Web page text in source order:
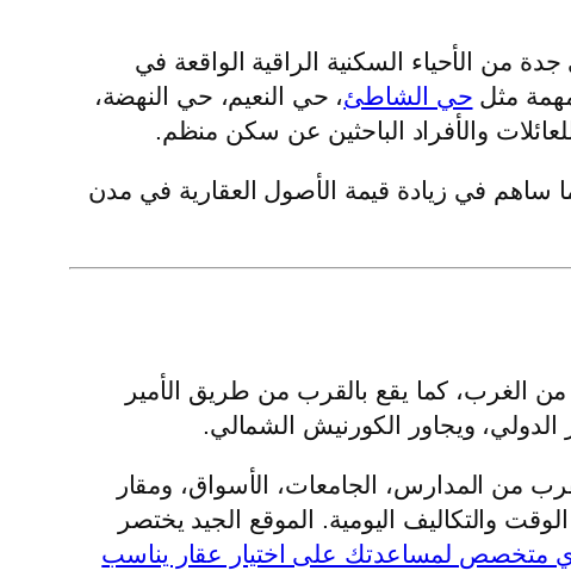
من الأحياء السكنية الراقية الواقعة في
مثل حي الشاطئ، حي النعيم، حي النهضة،
والأفراد الباحثين عن سكن منظم.
ساهم في زيادة قيمة الأصول العقارية في مدن
الغرب، كما يقع بالقرب من طريق الأمير
ويجاور الكورنيش الشمالي.
من المدارس، الجامعات، الأسواق، ومقار
والتكاليف اليومية. الموقع الجيد يختصر
متخصص لمساعدتك على اختيار عقار يناسب